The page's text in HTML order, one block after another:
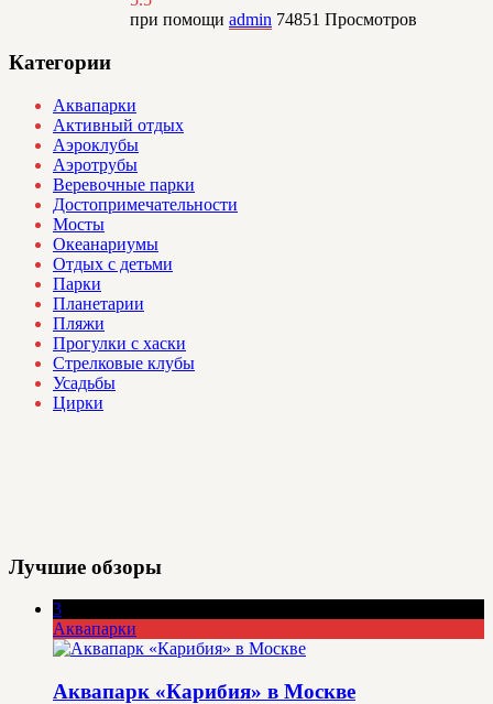
при помощи admin 74851 Просмотров
Категории
Аквапарки
Активный отдых
Аэроклубы
Аэротрубы
Веревочные парки
Достопримечательности
Мосты
Океанариумы
Отдых с детьми
Парки
Планетарии
Пляжи
Прогулки с хаски
Стрелковые клубы
Усадьбы
Цирки
Лучшие обзоры
3
Аквапарки
Аквапарк «Карибия» в Москве